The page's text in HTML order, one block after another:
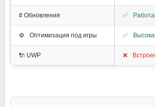
#️ Обновления ✅
⚙️ Оптимизация под игры ✅
🔌 UWP ❌